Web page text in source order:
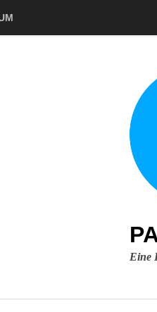
Eine